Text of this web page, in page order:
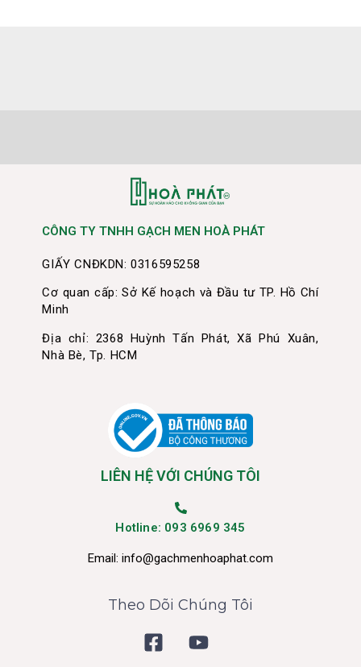
CÔNG TY TNHH GẠCH MEN HOÀ PHÁT
GIẤY CNĐKDN: 0316595258
Cơ quan cấp: Sở Kế hoạch và Đầu tư TP. Hồ Chí
Minh
Địa chỉ: 2368 Huỳnh Tấn Phát, Xã Phú Xuân,
Nhà Bè, Tp. HCM
LIÊN HỆ VỚI CHÚNG TÔI
Hotline: 093 6969 345
Email: info@gachmenhoaphat.com
Theo Dõi Chúng Tôi